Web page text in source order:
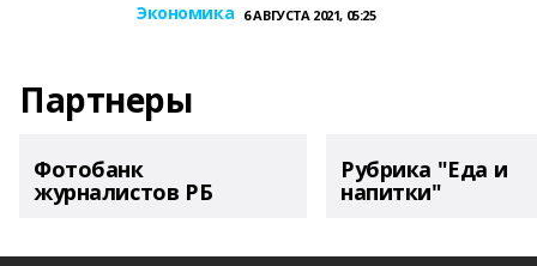
Экономика 6 АВГУСТА 2021, 05:25
Партнеры
Фотобанк
журналистов РБ
Рубрика "Еда и
напитки"